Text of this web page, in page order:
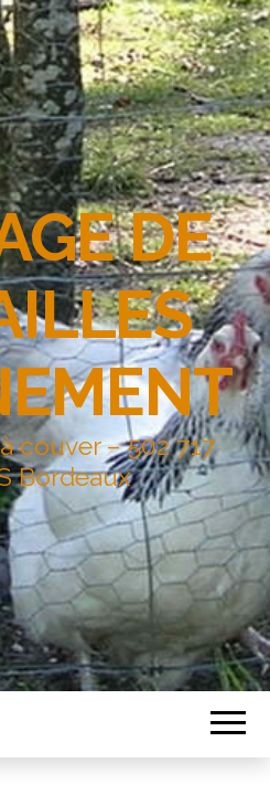
DE
couver – 502 717
Bordeaux